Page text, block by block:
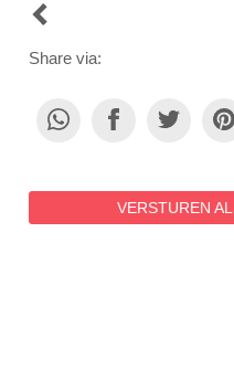
POST
Share via:
VERSTUREN